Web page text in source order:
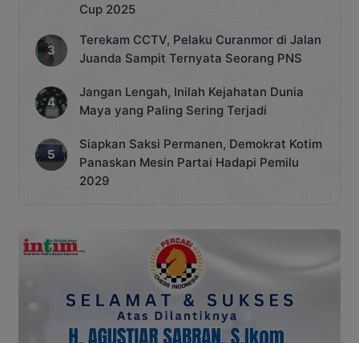
Cup 2025
Terekam CCTV, Pelaku Curanmor di Jalan
Juanda Sampit Ternyata Seorang PNS
Jangan Lengah, Inilah Kejahatan Dunia
Maya yang Paling Sering Terjadi
Siapkan Saksi Permanen, Demokrat Kotim
Panaskan Mesin Partai Hadapi Pemilu
2029